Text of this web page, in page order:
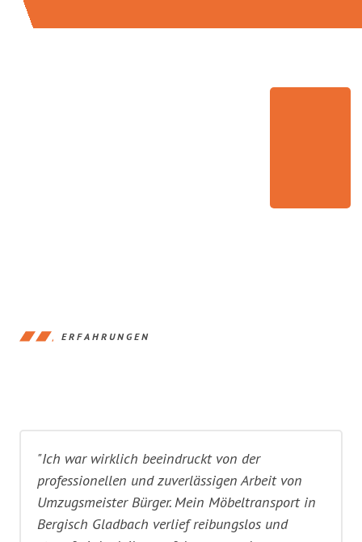
ERFAHRUNGEN
"Ich war wirklich beeindruckt von der
professionellen und zuverlässigen Arbeit von
Umzugsmeister Bürger. Mein Möbeltransport in
Bergisch Gladbach verlief reibungslos und